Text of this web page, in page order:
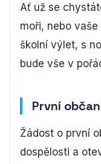
Ať už se
moři, nebo
školní výlet, s
bude vše v
První
Žádost o první
dospělosti a